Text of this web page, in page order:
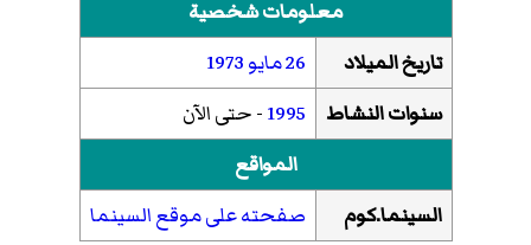
معلومات شخصية
تاريخ الميلاد
26 مايو
1973
سنوات النشاط
1995- حتى الآن
المواقع
السينما.كوم
صفحته على موقع السينما